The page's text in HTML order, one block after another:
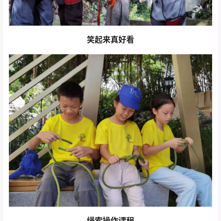
笑起来真好看